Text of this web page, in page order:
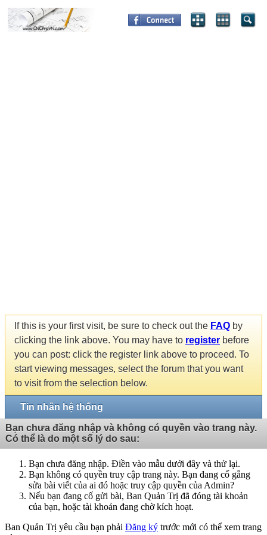
If this is your first visit, be sure to check out the FAQ by
clicking the link above. You may have to register before
you can post: click the register link above to proceed. To
start viewing messages, select the forum that you want
to visit from the selection below.
Tin nhắn hệ thống
Bạn chưa đăng nhập và không có quyền vào trang này.
Có thể là do một số lý do sau:
Bạn chưa đăng nhập. Điền vào mẫu dưới đây và thử lại.
Bạn không có quyền truy cập trang này. Bạn đang cố gắng
sửa bài viết của ai đó hoặc truy cập quyền của Admin?
Nếu bạn đang cố gửi bài, Ban Quản Trị đã đóng tài khoản
của bạn, hoặc tài khoản đang chờ kích hoạt.
Ban Quản Trị yêu cầu bạn phải Đăng ký trước mới có thể xem trang